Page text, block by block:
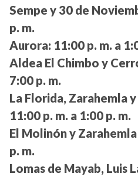
Sempe y 30 de
p. m.
Aurora: 11:00 p. m. a
Aldea El Chimbo y
7:00 p. m.
La Florida, Zarahemla
11:00 p. m. a 1:00 p. m.
El Molinón y Zarahemla
p. m.
Lomas de Mayab, Luis